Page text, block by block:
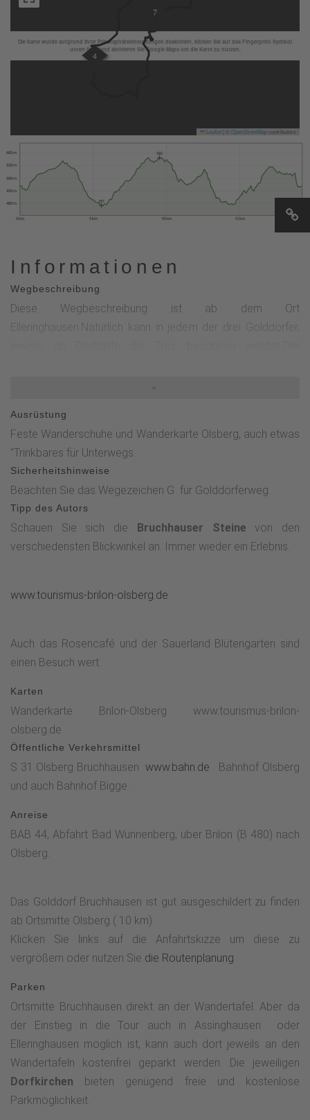
Die Karte wurde aufgrund Ihrer Privatsphäreeinstellungen deaktiviert, klicken Sie auf das Fingerprint Symbol
unten links und aktivieren Sie Google Maps um die Karte zu nutzen.
4
7
Leaflet OpenStreetMapcontributors
0 km 5 km 10 km 15 km
400 m
450 m
500 m
550 m
600 m
391
582
Informationen
Wegbeschreibung
Diese Wegbeschreibung ist ab dem Ort
Elleringhausen.Natürlich kann in jedem der drei Golddörfer,
führt zunächst die Dorfstraße bergan, über „Den Knochen“
und den Kreuzweg zur Friedenskapelle, einem besonderen
Ort der Stille und einer der Sauerland Seelenorte. Von dort
geht es über die Vockelied in das Rosendorf Assinghausen,
das mit seinem idyllischen Küsterland und dem Rosen—
Rosenkranz beeindruckt. An der Küsterlandkapelle vorbei
verläuft der Weg weiter in Richtung Lutterbecke und
schließlich in das Europa Golddorf Bruchhausen. Hier trifft
unterhalb der markanten Bruchhauser nach Elleringhausen
Ausrüstung
Feste Wanderschuhe und Wanderkarte Olsberg, auch etwas
"Trinkbares für Unterwegs.
Sicherheitshinweise
Beachten Sie das Wegezeichen G für Golddörferweg.
Tipp des Autors
Schauen Sie sich die Bruchhauser Steine von den
verschiedensten Blickwinkel an. Immer wieder ein Erlebnis.
www.tourismus-brilon-olsberg.de
Auch das Rosencafé und der Sauerland Blütengarten sind
einen Besuch wert.
Karten
Wanderkarte Brilon-Olsberg www.tourismus-brilon-
olsberg.de
Öffentliche Verkehrsmittel
S 31 Olsberg Bruchhausen www.bahn.de Bahnhof Olsberg
und auch Bahnhof Bigge.
Anreise
BAB 44, Abfahrt Bad Wünnenberg, über Brilon (B 480) nach
Olsberg.
Das Golddorf Bruchhausen ist gut ausgeschildert zu finden
ab Ortsmitte Olsberg ( 10 km)
Klicken Sie links auf die Anfahrtskizze um diese zu
vergrößern oder nutzen Sie die Routenplanung
Parken
Ortsmitte Bruchhausen direkt an der Wandertafel. Aber da
der Einstieg in die Tour auch in Assinghausen oder
Elleringhausen möglich ist, kann auch dort jeweils an den
Wandertafeln kostenfrei geparkt werden. Die jeweiligen
Dorfkirchen bieten genügend freie und kostenlose
Parkmöglichkeit.